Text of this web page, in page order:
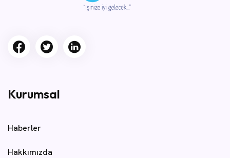
Kurumsal
Haberler
Hakkımızda